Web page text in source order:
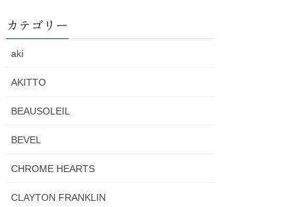
カテゴリー
aki
AKITTO
BEAUSOLEIL
BEVEL
CHROME HEARTS
CLAYTON FRANKLIN